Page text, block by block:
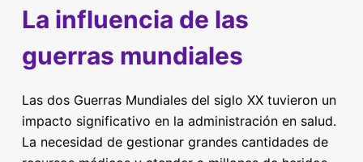
La influencia de las
guerras mundiales
Las dos Guerras Mundiales del siglo XX tuvieron un
impacto significativo en la administración en salud.
La necesidad de gestionar grandes cantidades de